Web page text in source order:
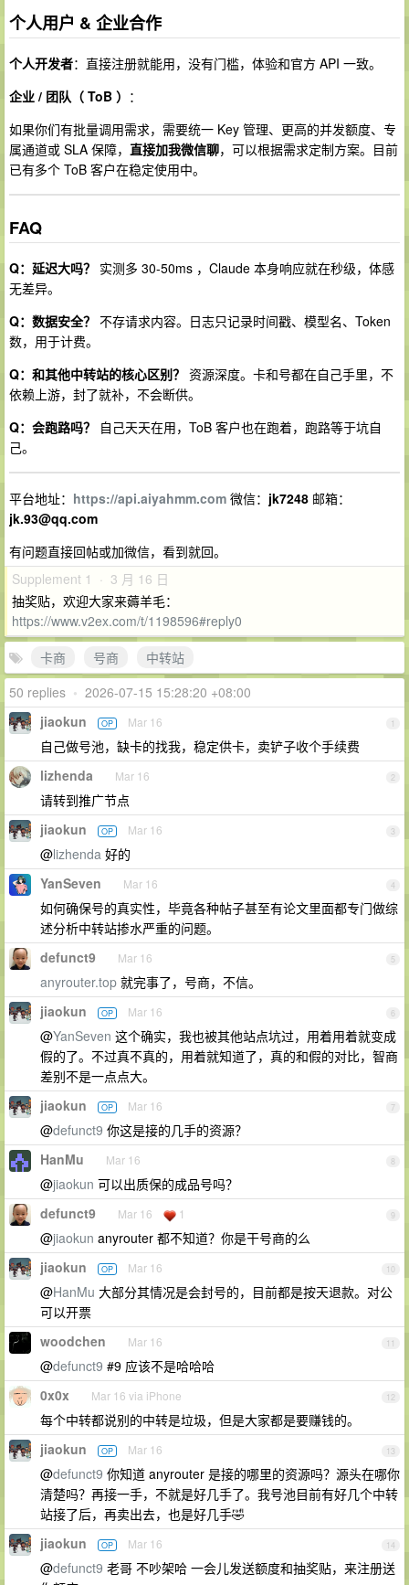
个人用户 & 企业合作
个人开发者：直接注册就能用，没有门槛，体验和官方 API 一致。
企业 / 团队（ ToB ） ：
如果你们有批量调用需求，需要统一 Key 管理、更高的并发额度、专
属通道或 SLA 保障， 直接加我微信聊，可以根据需求定制方案。目前
已有多个 ToB 客户在稳定使用中。
FAQ
Q：延迟大吗？ 实测多 30-50ms ，Claude 本身响应就在秒级，体感
无差异。
Q：数据安全？ 不存请求内容。日志只记录时间戳、模型名、Token
数，用于计费。
Q：和其他中转站的核心区别？ 资源深度。卡和号都在自己手里，不
依赖上游，封了就补，不会断供。
Q：会跑路吗？
自己天天在用，ToB 客户也在跑着，跑路等于坑自
己。
平台地址： https://api.aiyahmm.com 微信： jk7248 邮箱：
jk.93@qq.com
有问题直接回帖或加微信，看到就回。
Supplement 1 · 3 月 16 日
抽奖贴，欢迎大家来薅羊毛：
https://www.v2ex.com/t/1198596#reply0
卡商
号商
中转站
50 replies • 2026-07-15 15:28:20 +08:00
1
jiaokun OP Mar 16
自己做号池，缺卡的找我，稳定供卡，卖铲子收个手续费
2
lizhenda Mar 16
请转到推广节点
3
jiaokun OP Mar 16
@lizhenda 好的
4
YanSeven Mar 16
如何确保号的真实性，毕竟各种帖子甚至有论文里面都专门做综
述分析中转站掺水严重的问题。
5
defunct9 Mar 16
anyrouter.top 就完事了，号商，不信。
6
jiaokun OP Mar 16
@YanSeven 这个确实，我也被其他站点坑过，用着用着就变成
假的了。不过真不真的，用着就知道了，真的和假的对比，智商
差别不是一点点大。
7
jiaokun OP Mar 16
@defunct9 你这是接的几手的资源？
8
HanMu Mar 16
@jiaokun 可以出质保的成品号吗？
9
defunct9 Mar 16 1
@jiaokun anyrouter 都不知道？你是干号商的么
10
jiaokun OP Mar 16
@HanMu 大部分其情况是会封号的，目前都是按天退款。对公
可以开票
11
woodchen Mar 16
@defunct9 #9 应该不是哈哈哈
12
0x0x Mar 16 via iPhone
每个中转都说别的中转是垃圾，但是大家都是要赚钱的。
13
jiaokun OP Mar 16
@defunct9 你知道 anyrouter 是接的哪里的资源吗？源头在哪你
清楚吗？再接一手，不就是好几手了。我号池目前有好几个中转
站接了后，再卖出去，也是好几手🤣
14
jiaokun OP Mar 16
@defunct9 老哥 不吵架哈 一会儿发送额度和抽奖贴，来注册送